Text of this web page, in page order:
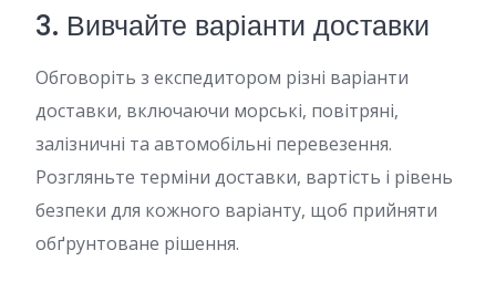
3. Вивчайте варіанти доставки
Обговоріть з експедитором різні варіанти
доставки, включаючи морські, повітряні,
залізничні та автомобільні перевезення.
Розгляньте терміни доставки, вартість і рівень
безпеки для кожного варіанту, щоб прийняти
обґрунтоване рішення.